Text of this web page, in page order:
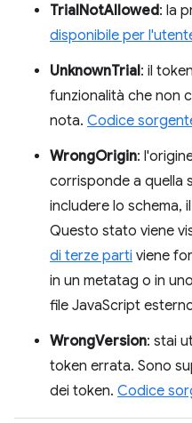
TrialNotAllowed: la
disponibile per
UnknownTrial: il
funzionalità che non
nota. Codice
WrongOrigin:
corrisponde a quella
includere lo schema,
Questo stato viene
di terze parti viene
in un metatag o in
file JavaScript
WrongVersion: stai
token errata. Sono
dei token. Codice